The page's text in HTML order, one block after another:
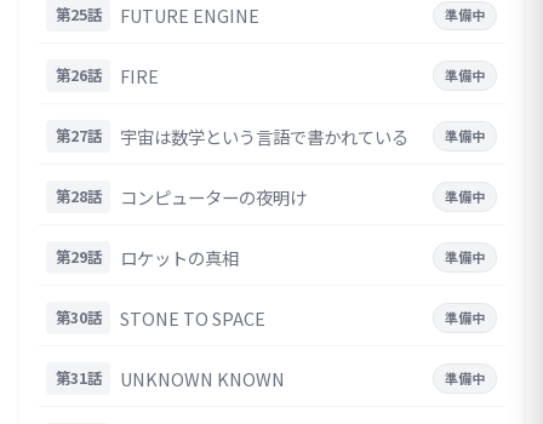
第25話 FUTURE ENGINE 準備中
第26話 FIRE 準備中
第27話 宇宙は数学という言語で書かれている 準備中
第28話 コンピューターの夜明け 準備中
第29話 ロケットの真相 準備中
第30話 STONE TO SPACE 準備中
第31話 UNKNOWN KNOWN 準備中